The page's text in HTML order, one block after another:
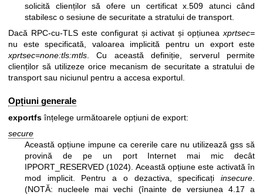
solicită clienților să ofere un certificat x.509 atunci când
stabilesc o sesiune de securitate a stratului de transport.
Dacă RPC-cu-TLS este configurat și activat și opțiunea xprtsec=
nu este specificată, valoarea implicită pentru un export este
xprtsec=none:tls:mtls . Cu această definiție, serverul permite
clienților să utilizeze orice mecanism de securitate a stratului de
transport sau niciunul pentru a accesa exportul.
Opțiuni generale
exportfsînțelege următoarele opțiuni de export:
secure
Această opțiune impune ca cererile care nu utilizează gss să
provină de pe un port Internet mai mic decât
IPPORT_RESERVED (1024). Această opțiune este activată în
mod implicit. Pentru a o dezactiva, specificați insecure.
(NOTĂ: nucleele mai vechi (înainte de versiunea 4.17 a